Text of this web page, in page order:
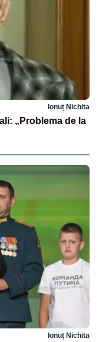
Ionuț Nichita
„Problema de la
Ionuț Nichita